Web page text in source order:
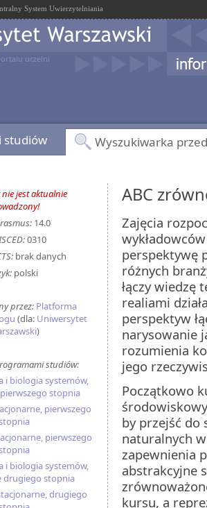
System Uwierzytelniania
uczelni
studiów Wyszukiwarka
jest aktualnie
14.0
0310
brak danych
polski
przez: Platforma
(dla: Uniwersytet
)
studiów:
i biologia systemów,
stopnia
pierwszego
pierwszego
i biologia systemów,
drugiego stopnia
drugiego
ABC
Zajęcia
perspektywę
różnych
łączy wiedzę
realiami
perspektyw
narysowanie
rozumienia
jego
Początkowo
by przejść do
naturalnych
zapewnienia
abstrakcyjne
kursu, a